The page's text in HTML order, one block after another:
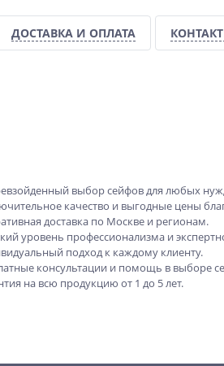
ДОСТАВКА И ОПЛАТА
выбор сейфов для любых
качество и выгодные цены
доставка по Москве и регионам.
уровень профессионализма и
подход к каждому клиенту.
консультации и помощь в выборе
на всю продукцию от 1 до 5 лет.